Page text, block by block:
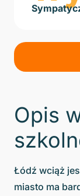
Opis
Łódź wciąż
miasto ma